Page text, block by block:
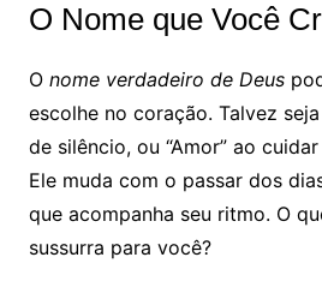
O Nome que Você
O nome verdadeiro de Deus
escolhe no coração. Talvez
de silêncio, ou “Amor” ao
Ele muda com o passar dos
que acompanha seu ritmo. O
sussurra para você?